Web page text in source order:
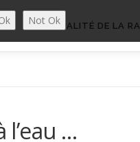
ACTUALITÉ DE LA RA
…
Not Ok